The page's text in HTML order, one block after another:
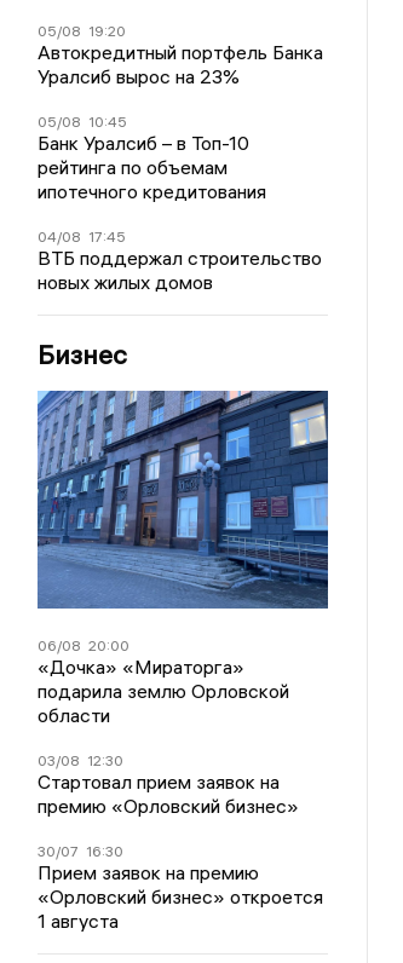
05/08 19:20
Автокредитный портфель Банка
Уралсиб вырос на 23%
05/08 10:45
Банк Уралсиб – в Топ-10
рейтинга по объемам
ипотечного кредитования
04/08 17:45
ВТБ поддержал строительство
новых жилых домов
Бизнес
06/08 20:00
«Дочка» «Мираторга»
подарила землю Орловской
области
03/08 12:30
Стартовал прием заявок на
премию «Орловский бизнес»
30/07 16:30
Прием заявок на премию
«Орловский бизнес» откроется
1 августа